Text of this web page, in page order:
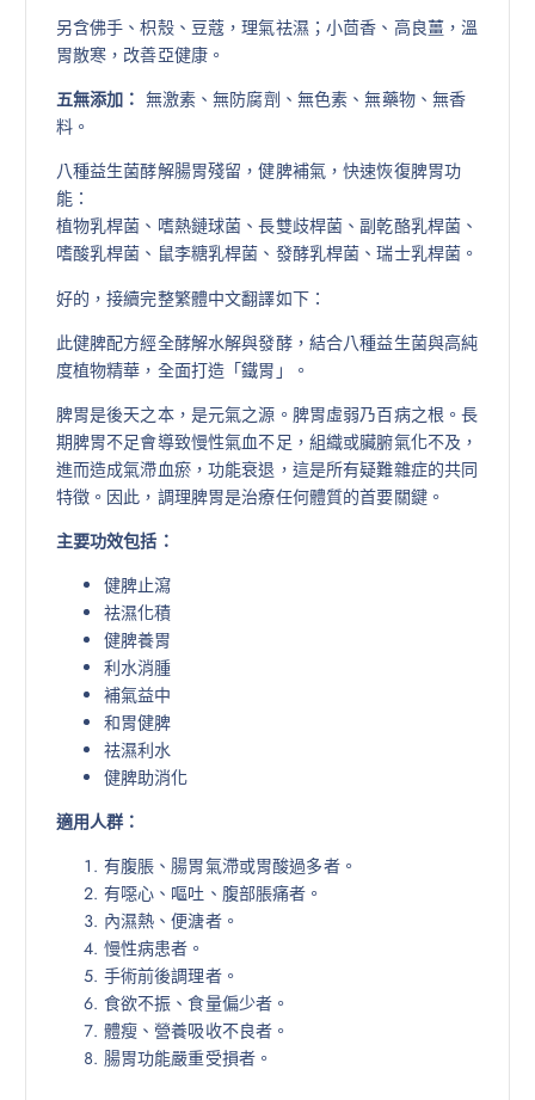
另含佛手、枳殼、豆蔻，理氣祛濕；小茴香、高良薑，溫
胃散寒，改善亞健康。
五無添加： 無激素、無防腐劑、無色素、無藥物、無香
料。
八種益生菌酵解腸胃殘留，健脾補氣，快速恢復脾胃功
能：
植物乳桿菌、嗜熱鏈球菌、長雙歧桿菌、副乾酪乳桿菌、
嗜酸乳桿菌、鼠李糖乳桿菌、發酵乳桿菌、瑞士乳桿菌。
好的，接續完整繁體中文翻譯如下：
此健脾配方經全酵解水解與發酵，結合八種益生菌與高純
度植物精華，全面打造「鐵胃」。
脾胃是後天之本，是元氣之源。脾胃虛弱乃百病之根。長
期脾胃不足會導致慢性氣血不足，組織或臟腑氣化不及，
進而造成氣滯血瘀，功能衰退，這是所有疑難雜症的共同
特徵。因此，調理脾胃是治療任何體質的首要關鍵。
主要功效包括：
健脾止瀉
祛濕化積
健脾養胃
利水消腫
補氣益中
和胃健脾
祛濕利水
健脾助消化
適用人群：
有腹脹、腸胃氣滯或胃酸過多者。
有噁心、嘔吐、腹部脹痛者。
內濕熱、便溏者。
慢性病患者。
手術前後調理者。
食欲不振、食量偏少者。
體瘦、營養吸收不良者。
腸胃功能嚴重受損者。